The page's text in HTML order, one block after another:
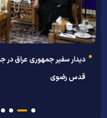
دیدار سفیر جمهوری عراق در
قدس رضوی